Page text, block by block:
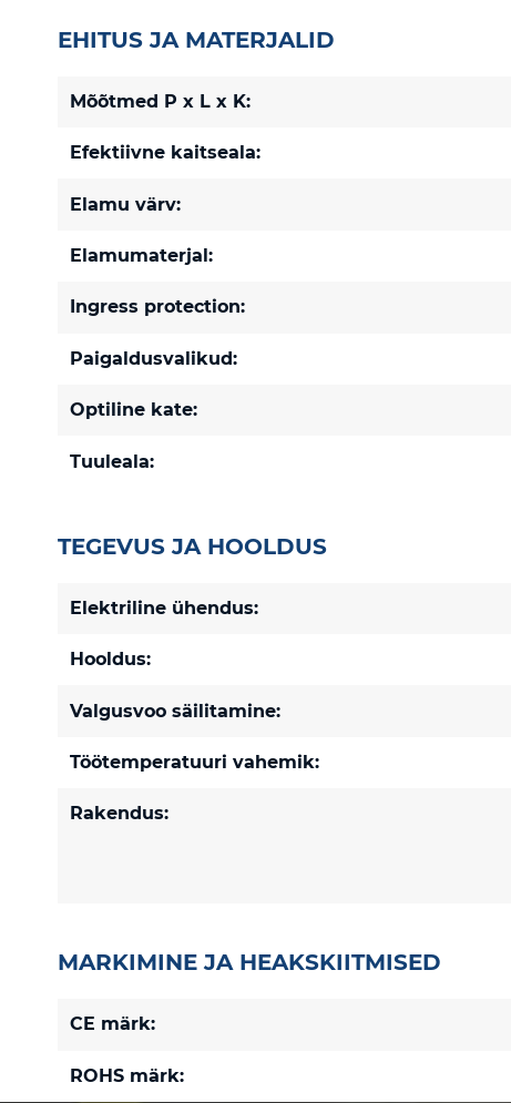
EHITUS JA MATERJALID
Mõõtmed P x L x K:
Efektiivne kaitseala:
Elamu värv:
Elamumaterjal:
Ingress protection:
Paigaldusvalikud:
Optiline kate:
Tuuleala:
TEGEVUS JA HOOLDUS
Elektriline ühendus:
Hooldus:
Valgusvoo säilitamine:
Töötemperatuuri vahemik:
Rakendus:
MARKIMINE JA HEAKSKIITMISED
CE märk:
ROHS märk: